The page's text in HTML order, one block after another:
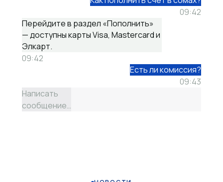
09:42
Перейдите в раздел «Пополнить»
— доступны карты Visa, Mastercard и
Элкарт.
09:42
Есть ли комиссия?
09:43
Написать
сообщение…